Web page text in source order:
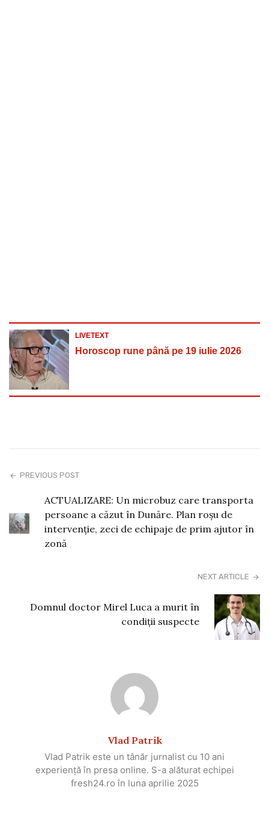
LIVETEXT
Horoscop rune până pe 19 iulie 2026
PREVIOUS POST
ACTUALIZARE: Un microbuz care transporta
persoane a căzut în Dunăre. Plan roșu de
intervenție, zeci de echipaje de prim ajutor în
zonă
NEXT ARTICLE
Domnul doctor Mirel Luca a murit în
condiții suspecte
Vlad Patrik
Vlad Patrik este un tânăr jurnalist cu 10 ani
experiență în presa online. S-a alăturat echipei
fresh24.ro în luna aprilie 2025